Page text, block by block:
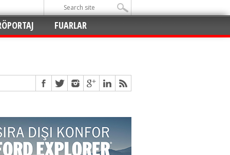
FUARLAR